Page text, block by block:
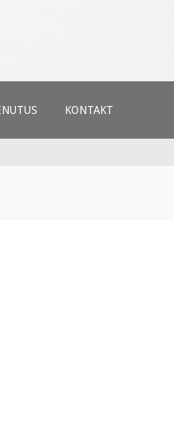
KONTAKT